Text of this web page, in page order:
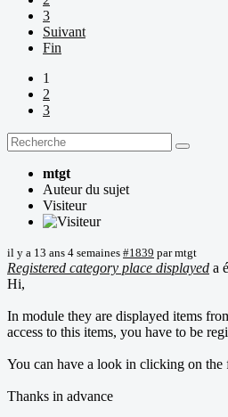
3
Suivant
Fin
1
2
3
mtgt
Auteur du sujet
Visiteur
il y a 13 ans 4 semaines #1839 parmtgt
Registered category place displayed a
Hi,
In module they are displayed items
access to this items, you have to be
You can have a look in clicking on
Thanks in advance